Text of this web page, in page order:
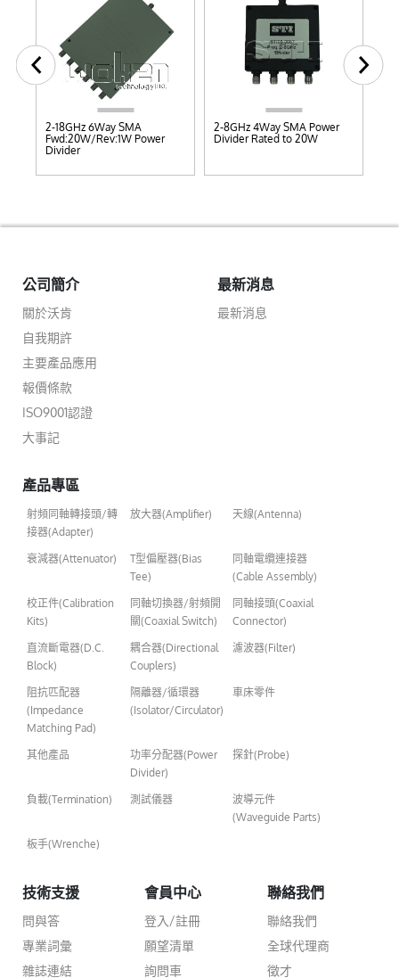
2-18GHz 6Way SMA
Fwd:20W/Rev:1W Power
Divider
2-8GHz 4Way SMA Power
Divider Rated to 20W
公司簡介
關於沃肯
自我期許
主要產品應用
報價條款
ISO9001認證
大事記
最新消息
最新消息
產品專區
射頻同軸轉接頭/轉
接器(Adapter)
放大器(Amplifier) 天線(Antenna)
衰減器(Attenuator)
T型偏壓器(Bias
Tee)
同軸電纜連接器
(Cable Assembly)
校正件(Calibration
Kits)
同軸切換器/射頻開
關(Coaxial Switch)
同軸接頭(Coaxial
Connector)
直流斷電器(D.C.
Block)
耦合器(Directional
Couplers)
濾波器(Filter)
阻抗匹配器
(Impedance
Matching Pad)
隔離器/循環器
(Isolator/Circulator)
車床零件
其他產品
功率分配器(Power
Divider)
探針(Probe)
負載(Termination) 測試儀器
波導元件
(Waveguide Parts)
板手(Wrenche)
技術支援
問與答
專業詞彙
雜誌連結
會員中心
登入/註冊
願望清單
詢問車
聯絡我們
聯絡我們
全球代理商
徵才